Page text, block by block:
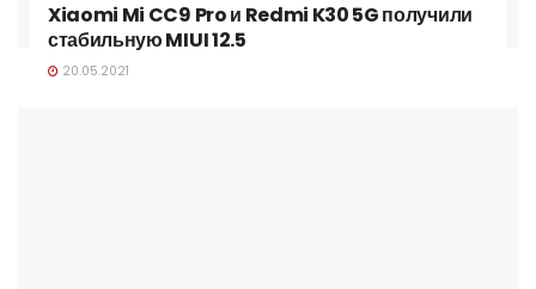
Xiaomi Mi CC9 Pro и Redmi K30 5G получили
стабильную MIUI 12.5
20.05.2021